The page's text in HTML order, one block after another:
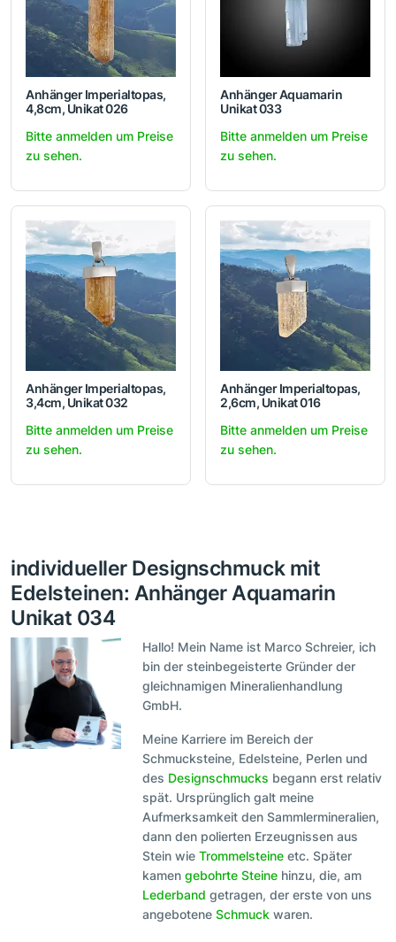
Anhänger Imperialtopas,
4,8cm, Unikat 026
Bitte anmelden um Preise
zu sehen.
Anhänger Aquamarin
Unikat 033
Bitte anmelden um Preise
zu sehen.
Anhänger Imperialtopas,
3,4cm, Unikat 032
Bitte anmelden um Preise
zu sehen.
Anhänger Imperialtopas,
2,6cm, Unikat 016
Bitte anmelden um Preise
zu sehen.
individueller Designschmuck mit
Edelsteinen: Anhänger Aquamarin
Unikat 034
Hallo! Mein Name ist Marco Schreier, ich
bin der steinbegeisterte Gründer der
gleichnamigen Mineralienhandlung
GmbH.
Meine Karriere im Bereich der
Schmucksteine, Edelsteine, Perlen und
des Designschmucks begann erst relativ
spät. Ursprünglich galt meine
Aufmerksamkeit den Sammlermineralien,
dann den polierten Erzeugnissen aus
Stein wieTrommelsteine etc. Später
kamengebohrte Steine hinzu, die, am
Lederband getragen, der erste von uns
angeboteneSchmuck waren.